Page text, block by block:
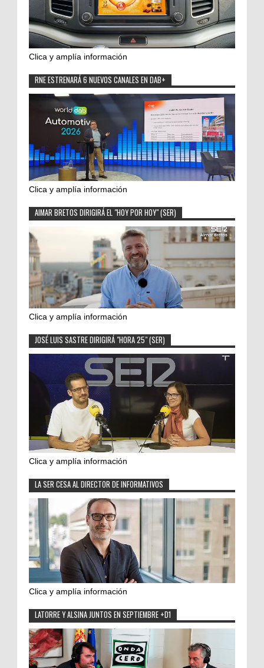
Clica y amplía información
RNE ESTRENARÁ 6 NUEVOS CANALES EN DAB+
Clica y amplía información
AIMAR BRETOS DIRIGIRÁ EL "HOY POR HOY" (SER)
Clica y amplía información
JOSÉ LUIS SASTRE DIRIGIRÁ "HORA 25" (SER)
Clica y amplía información
LA SER CESA AL DIRECTOR DE INFORMATIVOS
Clica y amplía información
LATORRE Y ALSINA JUNTOS EN SEPTIEMBRE +D1